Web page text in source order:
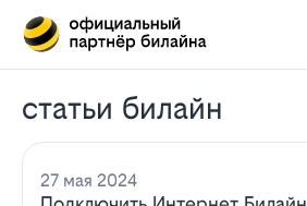
статьи билайн
27 мая 2024